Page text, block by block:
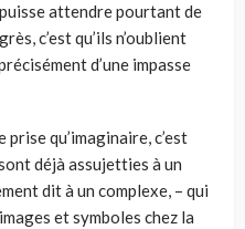
puisse attendre pourtant de
c’est qu’ils n’oublient
d’une impasse
prise qu’imaginaire, c’est
déjà assujetties à un
dit à un complexe, – qui
et symboles chez la